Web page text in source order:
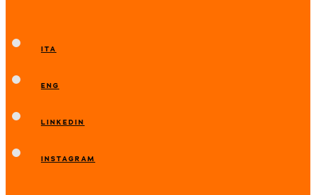
ITA
ENG
LINKEDIN
INSTAGRAM